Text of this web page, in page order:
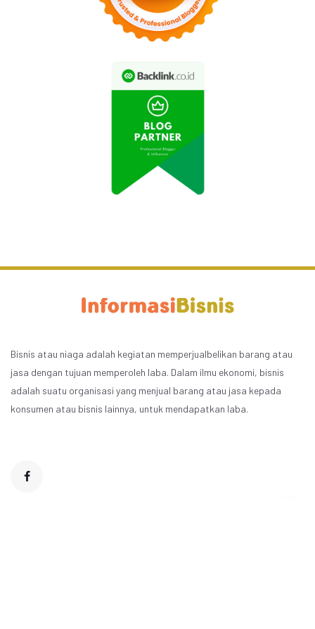
Bisnis atau niaga adalah kegiatan memperjualbelikan barang atau
jasa dengan tujuan memperoleh laba. Dalam ilmu ekonomi, bisnis
adalah suatu organisasi yang menjual barang atau jasa kepada
konsumen atau bisnis lainnya, untuk mendapatkan laba.